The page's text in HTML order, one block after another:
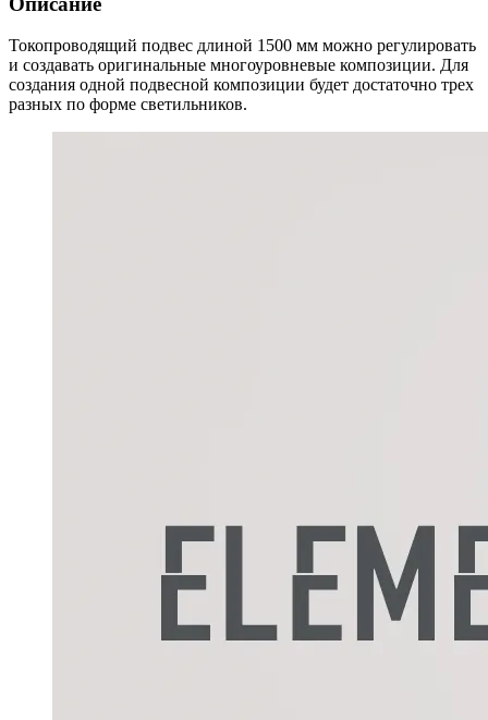
Токопроводящий подвес длиной 1500 мм можно регулировать
и создавать оригинальные многоуровневые композиции. Для
создания одной подвесной композиции будет достаточно трех
разных по форме светильников.